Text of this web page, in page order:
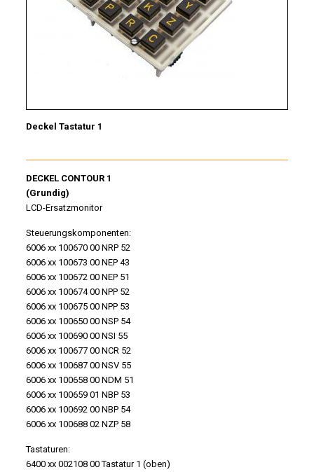
Deckel Tastatur 1
DECKEL CONTOUR 1
(Grundig)
LCD-Ersatzmonitor
Steuerungskomponenten:
6006 xx 100670 00 NRP 52
6006 xx 100673 00 NEP 43
6006 xx 100672 00 NEP 51
6006 xx 100674 00 NPP 52
6006 xx 100675 00 NPP 53
6006 xx 100650 00 NSP 54
6006 xx 100690 00 NSI 55
6006 xx 100677 00 NCR 52
6006 xx 100687 00 NSV 55
6006 xx 100658 00 NDM 51
6006 xx 100659 01 NBP 53
6006 xx 100692 00 NBP 54
6006 xx 100688 02 NZP 58
Tastaturen:
6400 xx 002108 00 Tastatur 1 (oben)